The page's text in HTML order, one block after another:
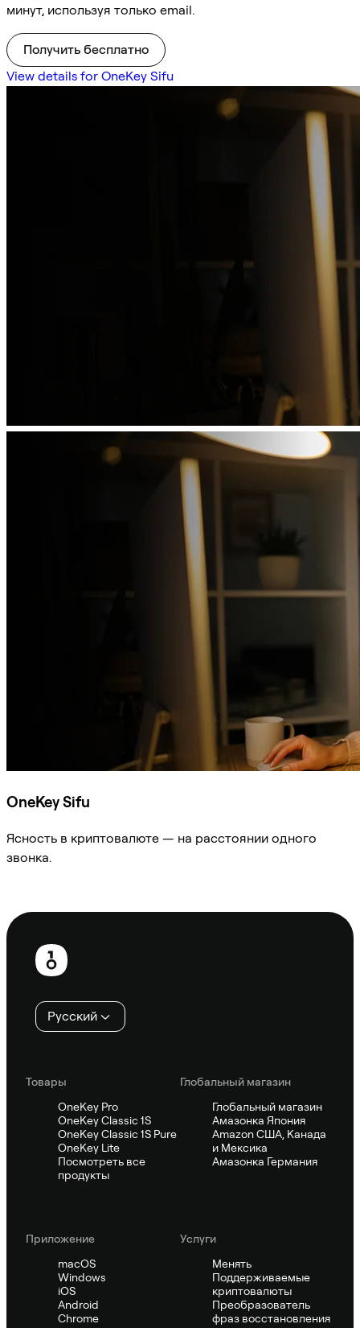
минут, используя только email.
Получить бесплатно
View details for OneKey Sifu
OneKey Sifu
Ясность в криптовалюте — на расстоянии одного
звонка.
Нижний
колонтитул
Русский
Товары
OneKey Pro
OneKey Classic 1S
OneKey Classic 1S Pure
OneKey Lite
Посмотреть все
продукты
Глобальный магазин
Глобальный магазин
Амазонка Япония
Amazon США, Канада
и Мексика
Амазонка Германия
Приложение
macOS
Windows
iOS
Android
Chrome
Услуги
Менять
Поддерживаемые
криптовалюты
Преобразователь
фраз восстановления